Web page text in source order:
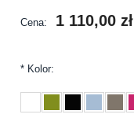
Cena: 1 110,00 zł
* Kolor: